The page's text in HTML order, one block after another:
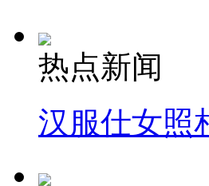
热点新闻
汉服仕女照